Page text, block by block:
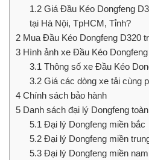
1.2Giá Đầu Kéo Dongfeng
tại Hà Nội, TpHCM, Tỉnh?
2 Mua Đầu Kéo Dongfeng D320
3 Hình ảnh xe Đầu Kéo
3.1 Thông số xe Đầu Kéo
3.2Giá các dòng xe tải cùng
4 Chính sách bảo hành
5 Danh sách đại lý Dongfeng
5.1 Đại lý Dongfeng miền bắc
5.2Đại lý Dongfeng miền
5.3Đại lý Dongfeng miền nam